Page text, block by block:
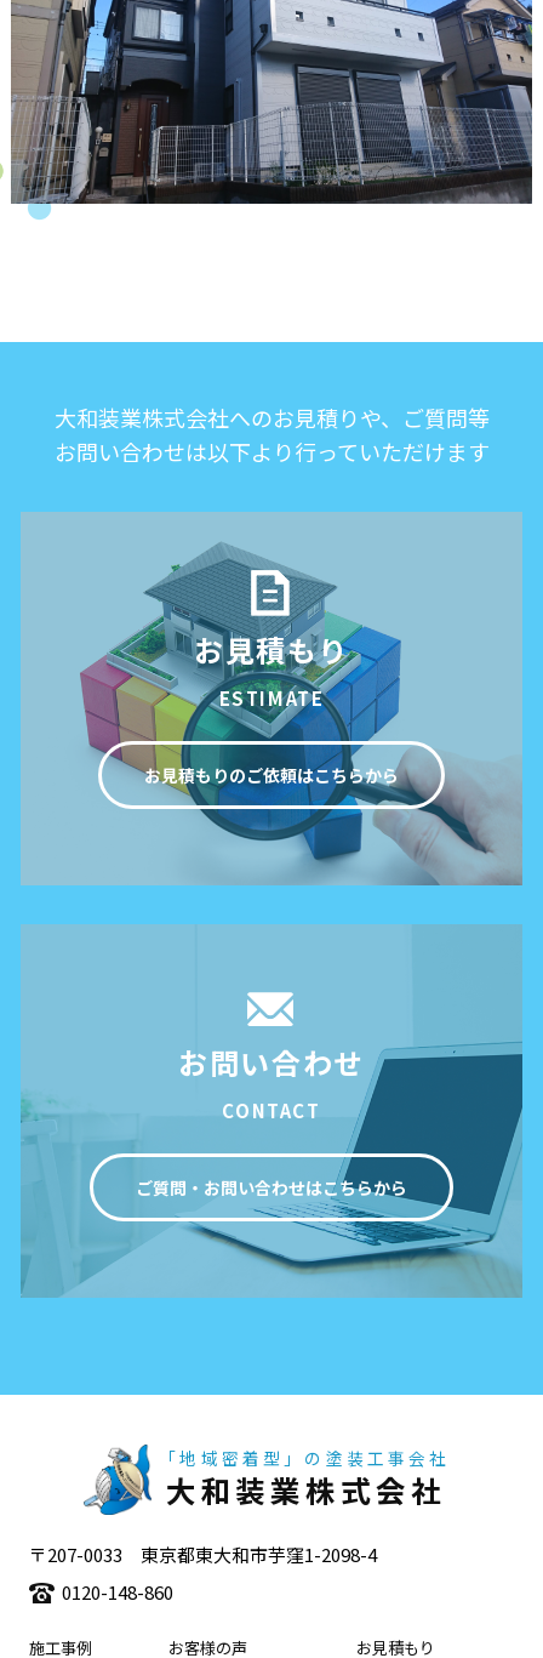
大和装業株式会社へのお見積りや、ご質問等
お問い合わせは以下より行っていただけます
お見積もり
ESTIMATE
お見積もりのご依頼はこちらから
お問い合わせ
CONTACT
ご質問・お問い合わせはこちらから
「地域密着型」の塗装工事会社
大和装業株式会社
〒207-0033 東京都東大和市芋窪1-2098-4
0120-148-860
施工事例 お客様の声 お見積もり